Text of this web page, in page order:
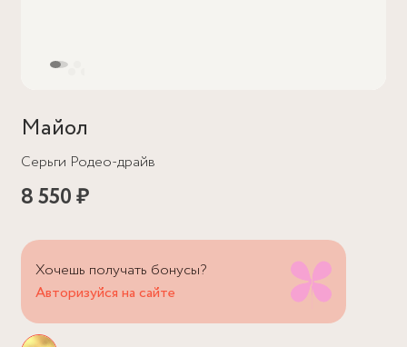
Майол
Серьги Родео-драйв
8 550 ₽
Хочешь получать бонусы?
Авторизуйся на сайте